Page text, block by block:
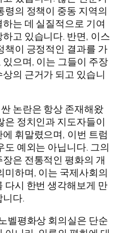
령의 정책이 중동 지역의
는 데 실질적으로 기여
고 있습니다. 반면, 이스
책이 긍정적인 결과를 가
으며, 이는 그들이 주장
의 근거가 되고 있습니
논란은 항상 존재해왔
은 정치인과 지도자들이
휘말렸으며, 이번 트럼
도 예외는 아닙니다. 그의
은 전통적인 평화의 개
미하며, 이는 국제사회의
다시 한번 생각해보게 만
다.
벨평화상 회의실은 단순